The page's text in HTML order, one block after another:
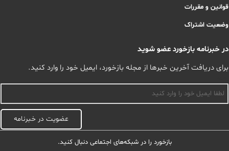
قوانین و مقررات
وضعیت اشتراک
در خبرنامه بازخورد عضو شوید
برای دریافت آخرین خبرها از مجله بازخورد، ایمیل خود را وارد کنید.
عضویت در خبرنامه
بازخورد را در شبکه‌های اجتماعی دنبال کنید.